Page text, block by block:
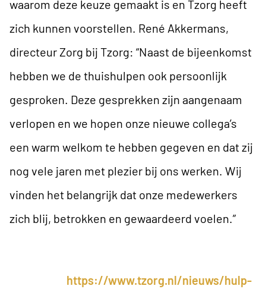
waarom deze keuze gemaakt is en Tzorg heeft
zich kunnen voorstellen. René Akkermans,
directeur Zorg bij Tzorg: “Naast de bijeenkomst
hebben we de thuishulpen ook persoonlijk
gesproken. Deze gesprekken zijn aangenaam
verlopen en we hopen onze nieuwe collega’s
een warm welkom te hebben gegeven en dat zij
nog vele jaren met plezier bij ons werken. Wij
vinden het belangrijk dat onze medewerkers
zich blij, betrokken en gewaardeerd voelen.”
https://www.tzorg.nl/nieuws/hulp-